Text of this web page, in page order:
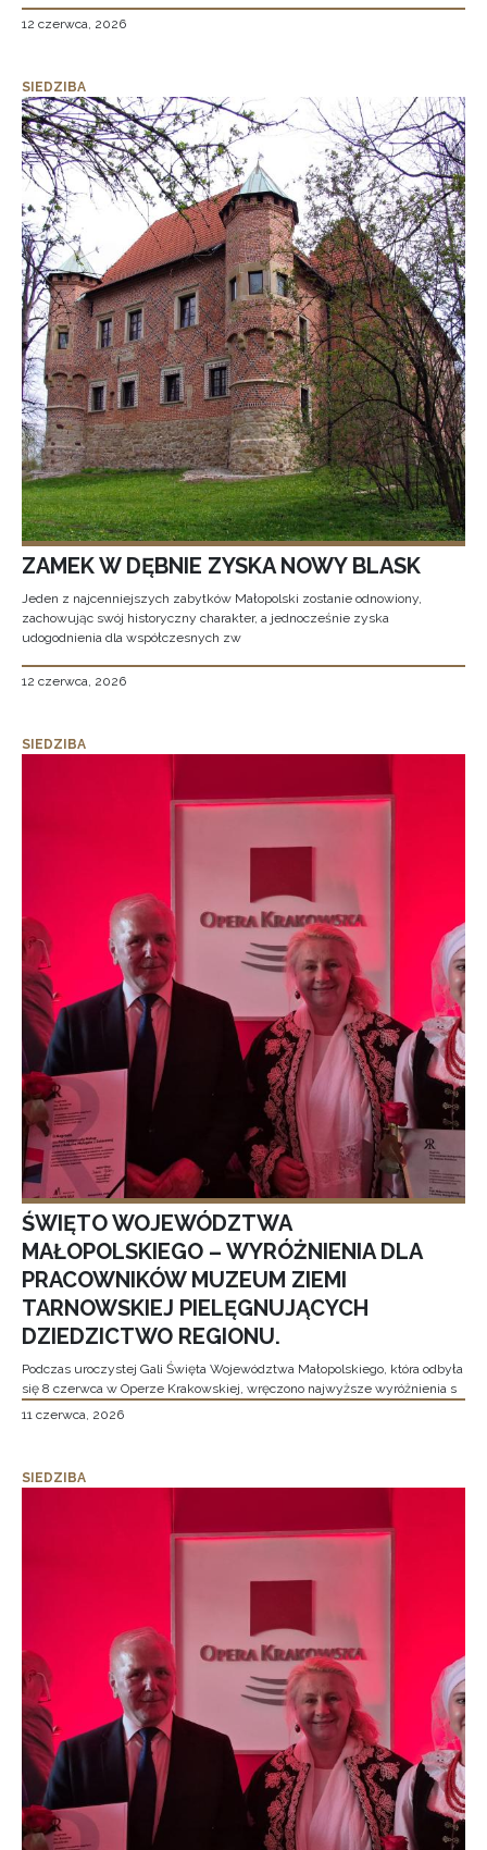
12 czerwca, 2026
SIEDZIBA
ZAMEK W DĘBNIE ZYSKA NOWY BLASK
Jeden z najcenniejszych zabytków Małopolski zostanie odnowiony,
zachowując swój historyczny charakter, a jednocześnie zyska
udogodnienia dla współczesnych zw
12 czerwca, 2026
SIEDZIBA
ŚWIĘTO WOJEWÓDZTWA
MAŁOPOLSKIEGO – WYRÓŻNIENIA DLA
PRACOWNIKÓW MUZEUM ZIEMI
TARNOWSKIEJ PIELĘGNUJĄCYCH
DZIEDZICTWO REGIONU.
Podczas uroczystej Gali Święta Województwa Małopolskiego, która odbyła
się 8 czerwca w Operze Krakowskiej, wręczono najwyższe wyróżnienia s
11 czerwca, 2026
SIEDZIBA